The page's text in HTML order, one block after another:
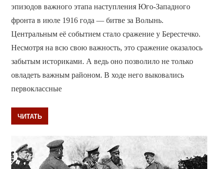
эпизодов важного этапа наступления Юго-Западного
фронта в июле 1916 года — битве за Волынь.
Центральным её событием стало сражение у Берестечко.
Несмотря на всю свою важность, это сражение оказалось
забытым историками. А ведь оно позволило не только
овладеть важным районом. В ходе него выковались
первоклассные
ЧИТАТЬ